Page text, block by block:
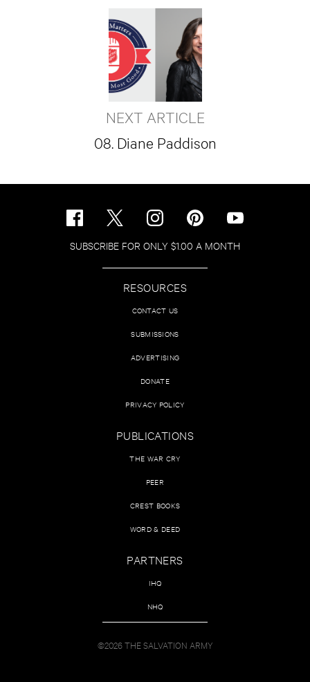
NEXT ARTICLE
08. Diane Paddison
SUBSCRIBE FOR ONLY $1.00 A MONTH
RESOURCES
CONTACT US
SUBMISSIONS
ADVERTISING
DONATE
PRIVACY POLICY
PUBLICATIONS
THE WAR CRY
PEER
CREST BOOKS
WORD & DEED
PARTNERS
IHQ
NHQ
©2026 THE SALVATION ARMY